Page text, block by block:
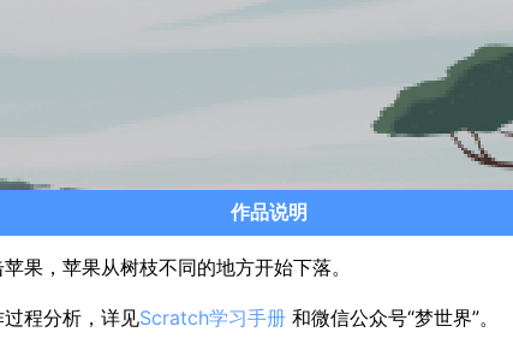
作品说明
果，苹果从树枝不同的地方开始下落。
程分析，详见Scratch学习手册 和微信公众号“梦世界”。